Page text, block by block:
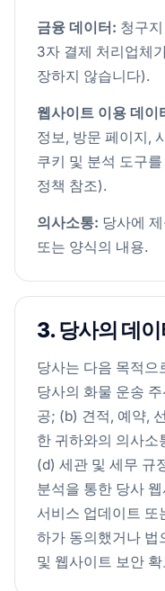
금융 데이터: 청구
3자 결제 처리업체
장하지 않습니다).
웹사이트 이용 데이
정보, 방문 페이지,
쿠키 및 분석 도구
정책 참조).
의사소통: 당사에
또는 양식의 내용.
3. 당사의 데
당사는 다음 목적으
당사의 화물 운송
공; (b) 견적, 예약,
한 귀하와의 의사
(d) 세관 및 세무 규
분석을 통한 당사
서비스 업데이트 또
하가 동의했거나 법
및 웹사이트 보안 확